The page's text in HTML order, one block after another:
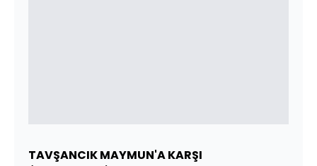
TAVŞANCIK MAYMUN'A KARŞI